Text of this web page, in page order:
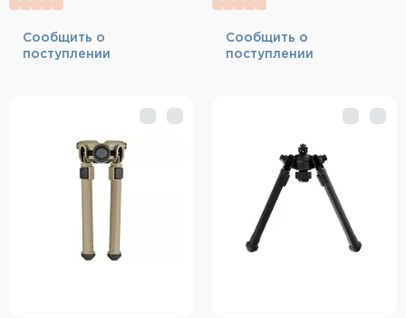
Cообщить о
поступлении
Cообщить о
поступлении